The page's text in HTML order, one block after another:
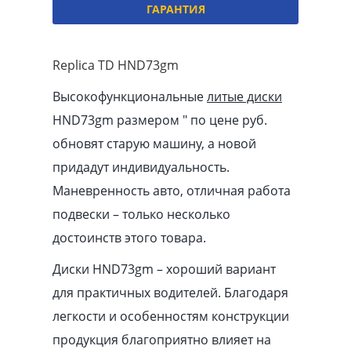
ГАРАНТИЯ
Replica TD HND73gm
Высокофункциональныелитые диски
HND73gm размером ″ по цене руб.
обновят старую машину, а новой
придадут индивидуальность.
Маневренность авто, отличная работа
подвески – только несколько
достоинств этого товара.
Диски HND73gm – хороший вариант
для практичных водителей. Благодаря
легкости и особенностям конструкции
продукция благоприятно влияет на